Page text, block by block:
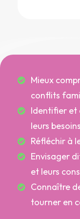
Mieux
conflits
Identifier et
leurs besoins
Réfléchir à
Envisager
et leurs
Connaître
tourner en